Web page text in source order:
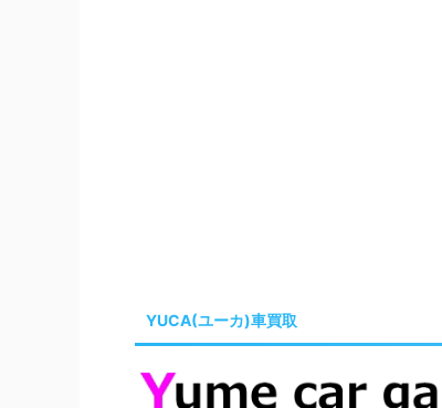
YUCA(ユーカ)車買取